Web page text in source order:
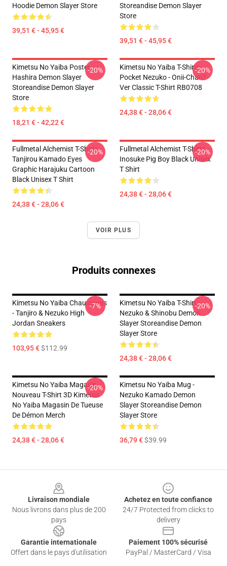
Hoodie Demon Slayer Store
39,51 € - 45,95 €
Storeandise Demon Slayer
Store
39,51 € - 45,95 €
Kimetsu No Yaiba Poster
Hashira Demon Slayer
Storeandise Demon Slayer
Store
18,21 € - 42,22 €
-20%
Kimetsu No Yaiba T-Shirts -
Pocket Nezuko - Onii-Chan?
Ver Classic T-Shirt RB0708
24,38 € - 28,06 €
-20%
Fullmetal Alchemist T-Shirts -
Tanjirou Kamado Eyes
Graphic Harajuku Cartoon
Black Unisex T Shirt
24,38 € - 28,06 €
-20%
Fullmetal Alchemist T-Shirts -
Inosuke Pig Boy Black Unisex
T Shirt
24,38 € - 28,06 €
-20%
VOIR PLUS
Produits connexes
Kimetsu No Yaiba Chaussures
- Tanjiro & Nezuko High
Jordan Sneakers
103,95 €$112.99
-7%
Kimetsu No Yaiba T-Shirt -
Nezuko & Shinobu Demon
Slayer Storeandise Demon
Slayer Store
24,38 € - 28,06 €
-20%
Kimetsu No Yaiba Magasin -
Nouveau T-Shirt 3D Kimetsu
No Yaiba Magasin De Tueuse
De Démon Merch
24,38 € - 28,06 €
-20%
Kimetsu No Yaiba Mug -
Nezuko Kamado Demon
Slayer Storeandise Demon
Slayer Store
36,79 €$39.99
Livraison mondiale
Nous livrons dans plus de 200
pays
Achetez en toute confiance
24/7 Protected from clicks to
delivery
Garantie internationale
Offert dans le pays d'utilisation
Paiement 100% sécurisé
PayPal / MasterCard / Visa